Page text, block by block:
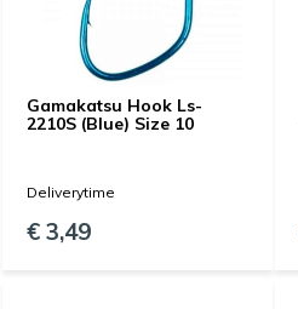
Gamakatsu Hook Ls-
2210S (Blue) Size 10
Deliverytime
€ 3,49